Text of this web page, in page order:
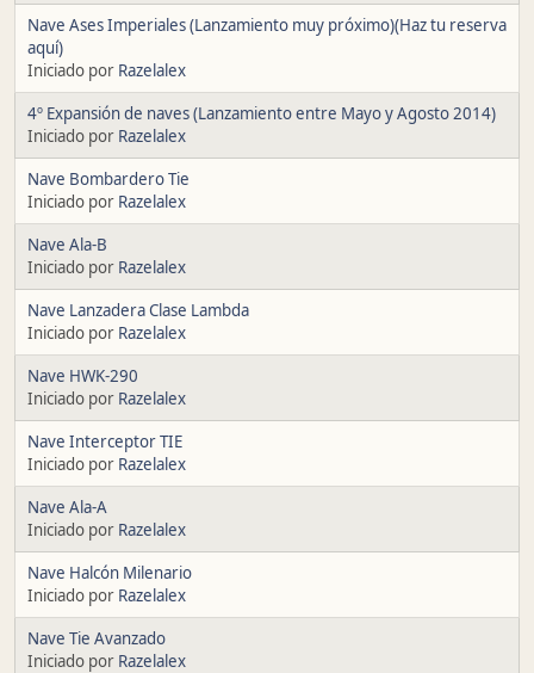
Nave Ases Imperiales (Lanzamiento muy próximo)(Haz tu reserva
aquí)
Iniciado por Razelalex
4º Expansión de naves (Lanzamiento entre Mayo y Agosto 2014)
Iniciado por Razelalex
Nave Bombardero Tie
Iniciado por Razelalex
Nave Ala-B
Iniciado por Razelalex
Nave Lanzadera Clase Lambda
Iniciado por Razelalex
Nave HWK-290
Iniciado por Razelalex
Nave Interceptor TIE
Iniciado por Razelalex
Nave Ala-A
Iniciado por Razelalex
Nave Halcón Milenario
Iniciado por Razelalex
Nave Tie Avanzado
Iniciado por Razelalex